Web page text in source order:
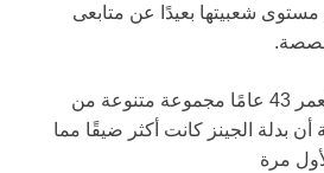
شعبيتها بعيدًا عن متابعى